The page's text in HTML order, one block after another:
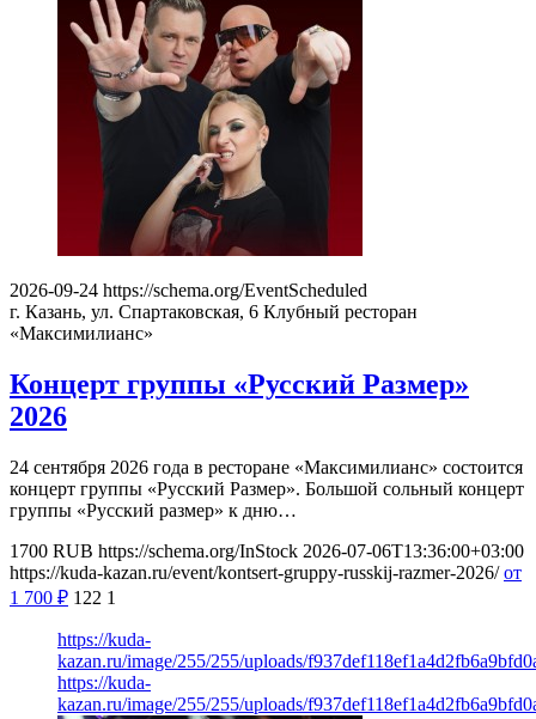
2026-09-24 https://schema.org/EventScheduled
г. Казань, ул. Спартаковская, 6 Клубный ресторан
«Максимилианс»
Концерт группы «Русский Размер»
2026
24 сентября 2026 года в ресторане «Максимилианс» состоится
концерт группы «Русский Размер». Большой сольный концерт
группы «Русский размер» к дню…
1700 RUB https://schema.org/InStock 2026-07-06T13:36:00+03:00
https://kuda-kazan.ru/event/kontsert-gruppy-russkij-razmer-2026/ от
1 700 ₽ 122 1
https://kuda-
kazan.ru/image/255/255/uploads/
https://kuda-
kazan.ru/image/255/255/uploads/